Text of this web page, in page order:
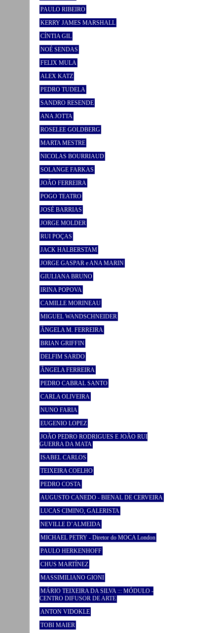
PAULO RIBEIRO
KERRY JAMES MARSHALL
CÍNTIA GIL
NOÉ SENDAS
FELIX MULA
ALEX KATZ
PEDRO TUDELA
SANDRO RESENDE
ANA JOTTA
ROSELEE GOLDBERG
MARTA MESTRE
NICOLAS BOURRIAUD
SOLANGE FARKAS
JOÃO FERREIRA
POGO TEATRO
JOSÉ BARRIAS
JORGE MOLDER
RUI POÇAS
JACK HALBERSTAM
JORGE GASPAR e ANA MARIN
GIULIANA BRUNO
IRINA POPOVA
CAMILLE MORINEAU
MIGUEL WANDSCHNEIDER
ÂNGELA M. FERREIRA
BRIAN GRIFFIN
DELFIM SARDO
ÂNGELA FERREIRA
PEDRO CABRAL SANTO
CARLA OLIVEIRA
NUNO FARIA
EUGENIO LOPEZ
JOÃO PEDRO RODRIGUES E JOÃO RUI
GUERRA DA MATA
ISABEL CARLOS
TEIXEIRA COELHO
PEDRO COSTA
AUGUSTO CANEDO - BIENAL DE CERVEIRA
LUCAS CIMINO, GALERISTA
NEVILLE D’ALMEIDA
MICHAEL PETRY - Diretor do MOCA London
PAULO HERKENHOFF
CHUS MARTÍNEZ
MASSIMILIANO GIONI
MÁRIO TEIXEIRA DA SILVA ::: MÓDULO -
CENTRO DIFUSOR DE ARTE
ANTON VIDOKLE
TOBI MAIER